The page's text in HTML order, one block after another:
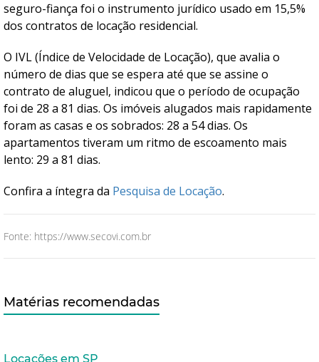
seguro-fiança foi o instrumento jurídico usado em 15,5%
dos contratos de locação residencial.
O IVL (Índice de Velocidade de Locação), que avalia o
número de dias que se espera até que se assine o
contrato de aluguel, indicou que o período de ocupação
foi de 28 a 81 dias. Os imóveis alugados mais rapidamente
foram as casas e os sobrados: 28 a 54 dias. Os
apartamentos tiveram um ritmo de escoamento mais
lento: 29 a 81 dias.
Confira a íntegra da Pesquisa de Locação.
Fonte: https://www.secovi.com.br
Matérias recomendadas
Locações em SP